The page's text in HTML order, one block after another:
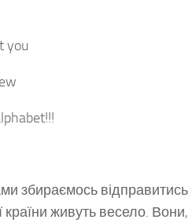
you
збираємось
країни живуть весело.